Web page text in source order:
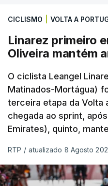
CICLISMO VOLTA A
Linarez primeiro
Oliveira mantém
O ciclista Leangel
Matinados-Mortágua)
terceira etapa da Volta
chegada ao sprint,
Emirates), quinto,
RTP / atualizado 8 Agosto